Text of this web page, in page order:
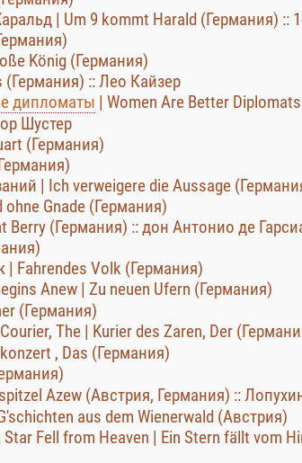
| Um 9 kommt Harald (Германия) ::
König (Германия)
(Германия) :: Лео Кайзер
дипломаты | Women Are Better
Шустер
(Германия)
| Ich verweigere die Aussage
Gnade (Германия)
Berry (Германия) :: дон Антонио де
Fahrendes Volk (Германия)
Anew | Zu neuen Ufern (Германия)
(Германия)
The | Kurier des Zaren, Der
, Das (Германия)
Azew (Австрия, Германия) ::
aus dem Wienerwald (Австрия)
Star Fell from Heaven | Ein Stern fällt vom